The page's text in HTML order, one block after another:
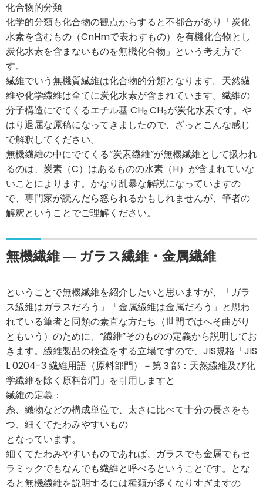
化合物的分類
化学的分類も化合物の観点からすると不都合があり「炭化
水素を含むもの（CnHmで表わすもの）を有機化合物とし
炭化水素を含まないものを無機化合物」という考え方で
す。
繊維でいう無機質繊維は化合物的分類となります。天然繊
維や化学繊維は全てに炭化水素が含まれています。繊維の
分子構造にでてくるエチル基 CH₂ CH₃が炭化水素です。や
はり退屈な原稿になってきましたので、ざっとこんな感じ
で解釈してください。
無機繊維の中にでてくる“炭素繊維”が無機繊維として扱われ
るのは、炭素（C）はあるものの水素（H）が含まれていな
いことによります。かなり乱暴な解説になっていますの
で、専門家が読んだら怒られるかもしれませんが、筆者の
解釈ということでご理解ください。
無機繊維 ― ガラス繊維・金属繊維
ということで無機繊維を紹介したいと思いますが、「ガラ
ス繊維はガラスだろう」「金属繊維は金属だろう」と思わ
れている筆者と同類の素直な方たち（世間ではへそ曲がり
ともいう）のために、“繊維”そのものの定義から説明してお
きます。繊維製品の検査をする立場ですので、JIS規格「JIS
L 0204-3 繊維用語（原料部門）－第３部：天然繊維及び化
学繊維を除く原料部門」を引用しますと
繊維の定義：
糸、織物などの構成単位で、太さに比べて十分の長さをも
つ、細くてたわみやすいもの
となっています。
細くてたわみやすいものであれば、ガラスでも金属でもセ
ラミックでもなんでも繊維と呼べるということです。とな
ると無機繊維を説明するには種類が多くなりすぎますの